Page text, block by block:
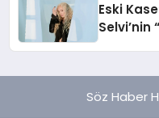
Eski
Selvi’nin
Söz Haber